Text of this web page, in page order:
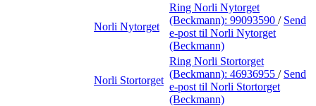
Norli Nytorget
Ring Norli Nytorget
(Beckmann): 99093590 / Send
e-post til Norli Nytorget
(Beckmann)
Norli Stortorget
Ring Norli Stortorget
(Beckmann): 46936955 / Send
e-post til Norli Stortorget
(Beckmann)